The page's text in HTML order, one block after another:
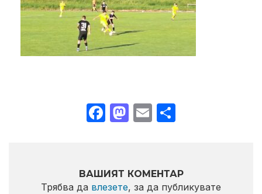
Facebook
Mastodon
Email
ВАШИЯТ КОМЕНТАР
Трябва да влезете, за да публикувате